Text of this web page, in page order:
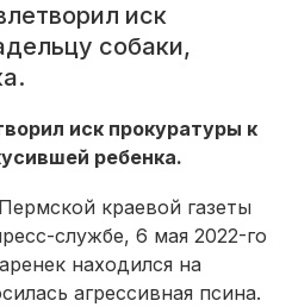
иск
собаки,
иск прокуратуры к
ребенка.
краевой газеты
службе, 6 мая 2022-го
находился на
агрессивная псина.